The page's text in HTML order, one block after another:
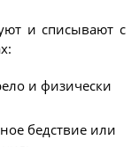
и списывают с
и физически
бедствие или